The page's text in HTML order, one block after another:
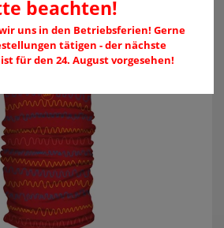
beachten!
uns in den Betriebsferien! Gerne
tätigen - der nächste
für den 24. August vorgesehen!